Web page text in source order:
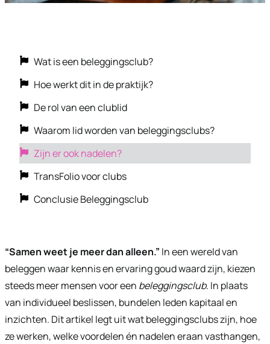
Wat is een beleggingsclub?
Hoe werkt dit in de praktijk?
De rol van een clublid
Waarom lid worden van beleggingsclubs?
Zijn er ook nadelen?
TransFolio voor clubs
Conclusie Beleggingsclub
“Samen weet je meer dan alleen.” In een wereld van
beleggen waar kennis en ervaring goud waard zijn, kiezen
steeds meer mensen voor een beleggingsclub. In plaats
van individueel beslissen, bundelen leden kapitaal en
inzichten. Dit artikel legt uit wat beleggingsclubs zijn, hoe
ze werken, welke voordelen én nadelen eraan vasthangen,